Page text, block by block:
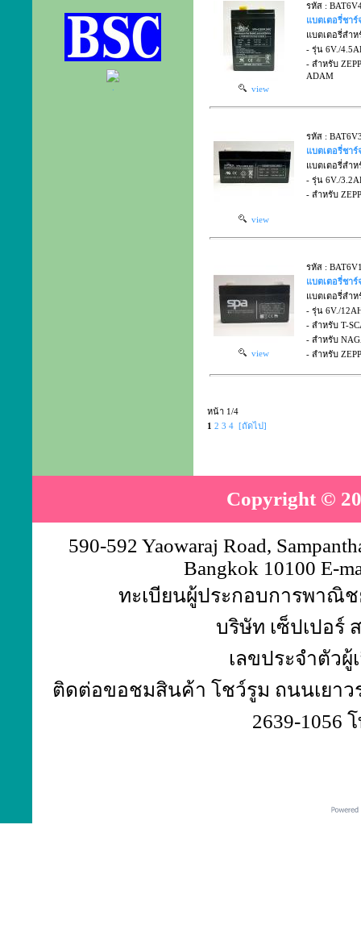
view
รหัส :
แบตเตอรี่ชาร์
แบตเตอรี่สำห
- รุ่น 6V./
- สำหรับ
ADAM
view
รหัส :
แบตเตอรี่ชาร์
แบตเตอรี่สำห
- รุ่น 6V./
- สำหรับ
view
รหัส :
แบตเตอรี่ชาร์
แบตเตอรี่สำห
- รุ่น 6V./
- สำหรับ T-
- สำหรับ
- สำหรับ
หน้า 1/4
1 2 3 4 [ถัดไป]
Copyright ©
590-592 Yaowaraj Road,
Bangkok 10100 E-
ทะเบียนผู้ประกอบการพาณิช
บริษัท เซ็ปเปอร์
เลขประจำตัวผู้
ติดต่อขอชมสินค้า โชว์รูม ถนนเยาวร
2639-1056